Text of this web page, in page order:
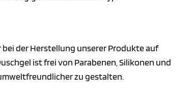
der Herstellung unserer Produkte auf
ist frei von Parabenen, Silikonen und
zu gestalten.